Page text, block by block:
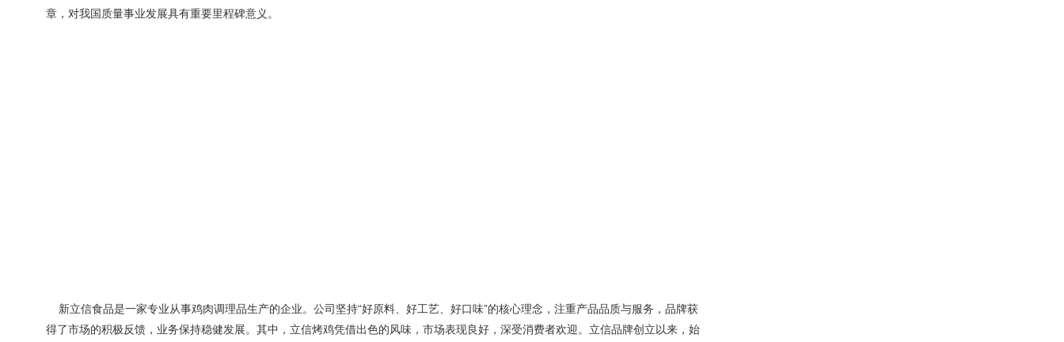
章，对我国质量事业发展具有重要里程碑意义。
新立信食品是一家专业从事鸡肉调理品生产的企业。公司坚持“好原料、好工艺、好口味”的核心理念，注重产品品质与服务，品牌获
得了市场的积极反馈，业务保持稳健发展。其中，立信烤鸡凭借出色的风味，市场表现良好，深受消费者欢迎。立信品牌创立以来，始